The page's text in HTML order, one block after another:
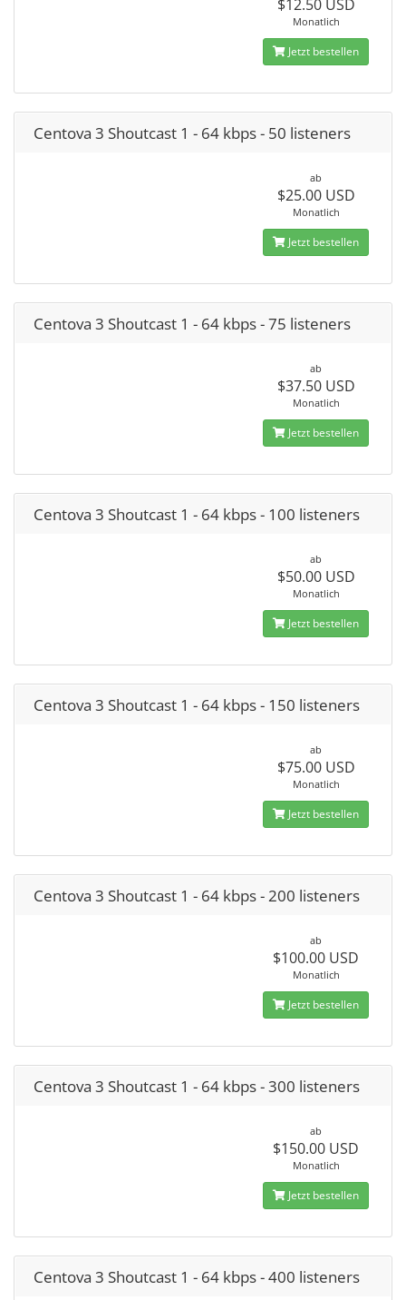
$12.50 USD
Monatlich
Jetzt bestellen
Centova 3 Shoutcast 1 - 64 kbps - 50 listeners
ab
$25.00 USD
Monatlich
Jetzt bestellen
Centova 3 Shoutcast 1 - 64 kbps - 75 listeners
ab
$37.50 USD
Monatlich
Jetzt bestellen
Centova 3 Shoutcast 1 - 64 kbps - 100 listeners
ab
$50.00 USD
Monatlich
Jetzt bestellen
Centova 3 Shoutcast 1 - 64 kbps - 150 listeners
ab
$75.00 USD
Monatlich
Jetzt bestellen
Centova 3 Shoutcast 1 - 64 kbps - 200 listeners
ab
$100.00 USD
Monatlich
Jetzt bestellen
Centova 3 Shoutcast 1 - 64 kbps - 300 listeners
ab
$150.00 USD
Monatlich
Jetzt bestellen
Centova 3 Shoutcast 1 - 64 kbps - 400 listeners